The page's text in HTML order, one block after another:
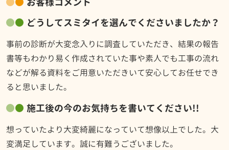
どうしてスミタイを選んでくださいましたか？
事前の診断が大変念入りに調査していただき、結果の報告
書等もわかり易く作成されていた事や素人でも工事の流れ
などが解る資料をご用意いただきいて安心してお任せでき
ると思いました。
施工後の今のお気持ちを書いてください!!
想っていたより大変綺麗になっていて想像以上でした。大
変満足しています。誠に有難うございました。